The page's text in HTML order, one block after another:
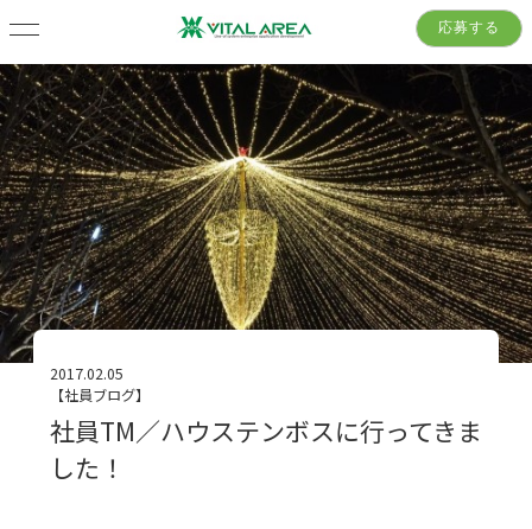
応募する
2017.02.05
【社員ブログ】
社員TM／ハウステンボスに行ってきま
した！